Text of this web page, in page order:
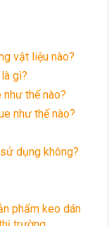
vật liệu nào?
gì?
thế nào?
như thế nào?
dụng không?
phẩm keo dán